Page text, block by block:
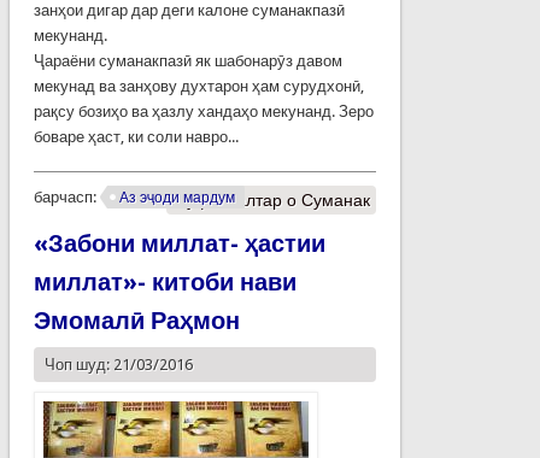
занҳои дигар дар деги калоне суманакпазӣ
мекунанд.
Ҷараёни суманакпазӣ як шабонарӯз давом
мекунад ва занҳову духтарон ҳам сурудхонӣ,
рақсу бозиҳо ва ҳазлу хандаҳо мекунанд. Зеро
боваре ҳаст, ки соли навро...
барчасп: Аз эҷоди мардум
Муфассалтар о Суманак
«Забони миллат- ҳастии
миллат»- китоби нави
Эмомалӣ Раҳмон
Чоп шуд: 21/03/2016